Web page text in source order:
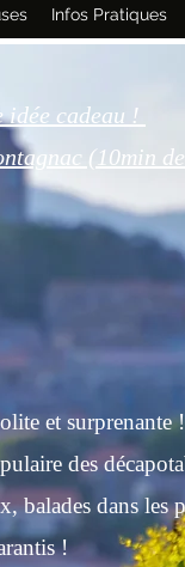
Infos Pratiques
idée cadeau !
(10min
et surprenante
des
balades dans les
!